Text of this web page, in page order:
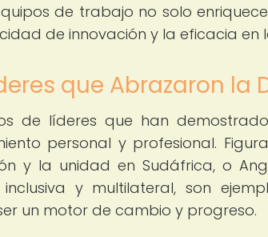
de trabajo no solo
de innovación y la eficacia en
que Abrazaron la
de líderes que han
personal y profesional.
y la unidad en Sudáfrica, o
y multilateral, son
un motor de cambio y progreso.